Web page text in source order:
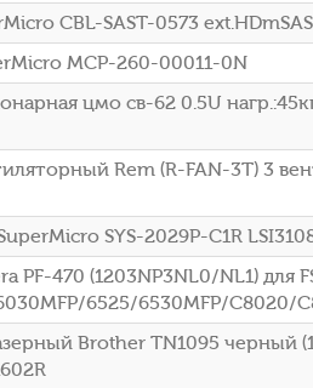
CBL-SAST-0573
MCP-260-00011-0N
цмо св-62 0.5U
Rem (R-FAN-3T) 3
SYS-2029P-C1R
PF-470 (1203NP3NL0/NL1) для
6525/6530MFP/C8020/
Brother TN1095 черный